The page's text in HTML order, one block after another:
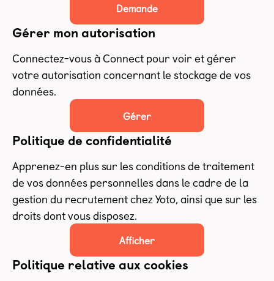
Demande
Gérer mon autorisation
Connectez-vous à Connect pour voir et gérer
votre autorisation concernant le stockage de vos
données.
Gérer
Politique de confidentialité
Apprenez-en plus sur les conditions de traitement
de vos données personnelles dans le cadre de la
gestion du recrutement chez Yoto, ainsi que sur les
droits dont vous disposez.
Afficher
Politique relative aux cookies